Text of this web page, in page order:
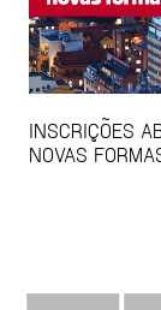
INSCRIÇÕES
NOVAS